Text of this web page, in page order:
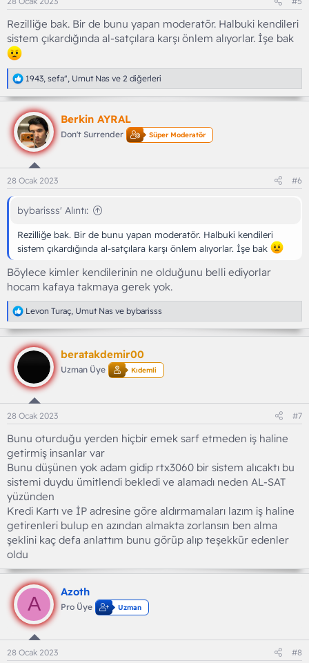
Rezilliğe bak. Bir de bunu yapan moderatör. Halbuki kendileri
sistem çıkardığında al-satçılara karşı önlem alıyorlar. İşe bak
T
e
p
k
i
l
e
r
:
1943, sefa", Umut Nas ve 2 diğerleri
Berkin AYRAL
Don't Surrender Süper Moderatör
28 Ocak 2023 #6
bybarisss' Alıntı:
Rezilliğe bak. Bir de bunu yapan moderatör. Halbuki kendileri
sistem çıkardığında al-satçılara karşı önlem alıyorlar. İşe bak
Böylece kimler kendilerinin ne olduğunu belli ediyorlar
hocam kafaya takmaya gerek yok.
T
e
p
k
i
r
Levon Turaç, Umut Nas ve bybarisss
beratakdemir00
Uzman Üye Kıdemli
28 Ocak 2023 #7
Bunu oturduğu yerden hiçbir emek sarf etmeden iş haline
getirmiş insanlar var
Bunu düşünen yok adam gidip rtx3060 bir sistem alıcaktı bu
sistemi duydu ümitlendi bekledi ve alamadı neden AL-SAT
yüzünden
Kredi Kartı ve İP adresine göre aldırmamaları lazım iş haline
getirenleri bulup en azından almakta zorlansın ben alma
şeklini kaç defa anlattım bunu görüp alıp teşekkür edenler
oldu
A
Azoth
Pro Üye Uzman
28 Ocak 2023 #8